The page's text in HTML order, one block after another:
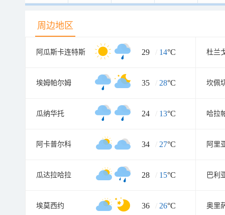
周边地区
阿瓜斯卡连特斯 29 / 14°C 杜兰
埃姆帕尔姆 35 / 28°C 坎佩
瓜纳华托 24 / 13°C 哈拉
阿卡普尔科 34 / 27°C 阿里
瓜达拉哈拉 28 / 15°C 巴利
埃莫西约 36 / 26°C 奥里